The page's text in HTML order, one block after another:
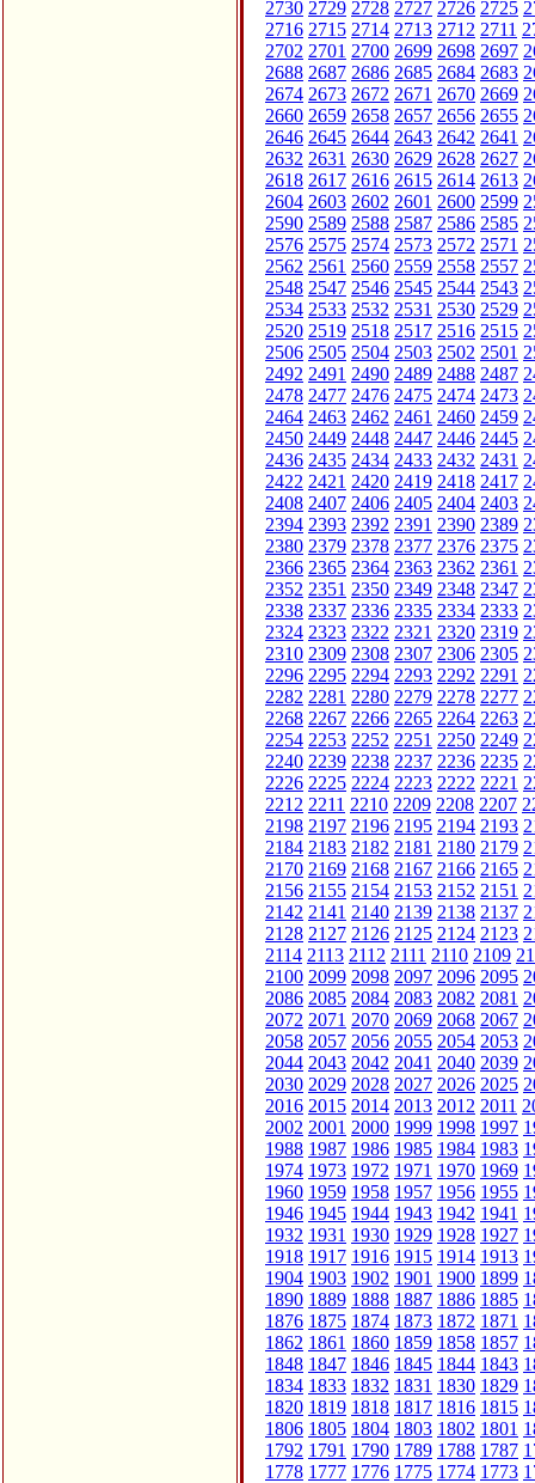
2730 2729 2728 2727 2726 2725
2716 2715 2714 2713 2712 2711
2702 2701 2700 2699 2698 2697
2688 2687 2686 2685 2684 2683
2674 2673 2672 2671 2670 2669
2660 2659 2658 2657 2656 2655
2646 2645 2644 2643 2642 2641
2632 2631 2630 2629 2628 2627
2618 2617 2616 2615 2614 2613
2604 2603 2602 2601 2600 2599
2590 2589 2588 2587 2586 2585
2576 2575 2574 2573 2572 2571
2562 2561 2560 2559 2558 2557
2548 2547 2546 2545 2544 2543
2534 2533 2532 2531 2530 2529
2520 2519 2518 2517 2516 2515
2506 2505 2504 2503 2502 2501
2492 2491 2490 2489 2488 2487
2478 2477 2476 2475 2474 2473
2464 2463 2462 2461 2460 2459
2450 2449 2448 2447 2446 2445
2436 2435 2434 2433 2432 2431
2422 2421 2420 2419 2418 2417
2408 2407 2406 2405 2404 2403
2394 2393 2392 2391 2390 2389
2380 2379 2378 2377 2376 2375
2366 2365 2364 2363 2362 2361
2352 2351 2350 2349 2348 2347
2338 2337 2336 2335 2334 2333
2324 2323 2322 2321 2320 2319
2310 2309 2308 2307 2306 2305
2296 2295 2294 2293 2292 2291
2282 2281 2280 2279 2278 2277
2268 2267 2266 2265 2264 2263
2254 2253 2252 2251 2250 2249
2240 2239 2238 2237 2236 2235
2226 2225 2224 2223 2222 2221
2212 2211 2210 2209 2208 2207
2198 2197 2196 2195 2194 2193
2184 2183 2182 2181 2180 2179
2170 2169 2168 2167 2166 2165
2156 2155 2154 2153 2152 2151
2142 2141 2140 2139 2138 2137
2128 2127 2126 2125 2124 2123
2114 2113 2112 2111 2110 2109
2100 2099 2098 2097 2096 2095
2086 2085 2084 2083 2082 2081
2072 2071 2070 2069 2068 2067
2058 2057 2056 2055 2054 2053
2044 2043 2042 2041 2040 2039
2030 2029 2028 2027 2026 2025
2016 2015 2014 2013 2012 2011
2002 2001 2000 1999 1998 1997
1988 1987 1986 1985 1984 1983
1974 1973 1972 1971 1970 1969
1960 1959 1958 1957 1956 1955
1946 1945 1944 1943 1942 1941
1932 1931 1930 1929 1928 1927
1918 1917 1916 1915 1914 1913
1904 1903 1902 1901 1900 1899
1890 1889 1888 1887 1886 1885
1876 1875 1874 1873 1872 1871
1862 1861 1860 1859 1858 1857
1848 1847 1846 1845 1844 1843
1834 1833 1832 1831 1830 1829
1820 1819 1818 1817 1816 1815
1806 1805 1804 1803 1802 1801
1792 1791 1790 1789 1788 1787
1778 1777 1776 1775 1774 1773